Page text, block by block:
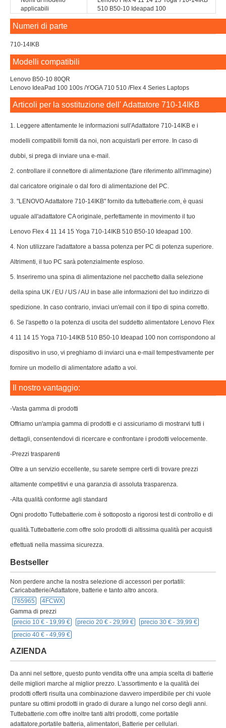
applicabili
510 B50-10 Ideapad 100
Numeri di parte
710-14IKB
Modelli compatibili
Lenovo B50-10 80QR
Lenovo IdeaPad 100 100s /YOGA 710 510 /Flex 4 Series Laptops
Articoli per la sostituzione dell' Adattatore 710-14IKB
1. Leggere attentamente le informazioni sull'Adattatore 710-14IKB e i
modelli compatibili forniti da noi, non acquistarli per errore. In caso di
dubbi, si prega di inviare una e-mail.
2. controllare il connettore di alimentazione (fare riferimento all'immagine)
dal caricatore originale o dal foro di alimentazione del PC.
3. "LENOVO Adattatore 710-14IKB" fornito da tuttebatterie.com, è quasi
uguale all'adattatore CA originale, perfettamente in movimento il tuo
Lenovo Flex 4 11 14 15 Yoga 710-14IKB 510 B50-10 Ideapad 100.
4. Non utilizzare l'adattatore a bassa potenza per PC di potenza superiore.
Altrimenti, il tuo PC sarà potenzialmente esploso.
5. Inseriremo una spina di alimentazione nel pacchetto dalla selezione
della spina UK / EU / US / AU in base alle informazioni del tuo indirizzo di
spedizione. In caso contrario, inviaci un'email con il tipo di spina corretto.
6. Se l'aspetto o la potenza di uscita del suddetto alimentatore Lenovo Flex
4 11 14 15 Yoga 710-14IKB 510 B50-10 Ideapad 100 non corrispondono al
dispositivo in uso, vi preghiamo di inviarci una e-mail tempestivamente per
fornire un modello di alimentatore adatto a voi.
Il nostro vantaggio:
-Vasta gamma di prodotti
Offriamo un'ampia gamma di prodotti e ci assicuriamo di mostrarvi tutti i
dettagli, consentendovi di ricercare e confrontare i prodotti velocemente.
-Prezzi trasparenti
Oltre a un servizio eccellente, su sarete sempre certi di trovare prezzi
altamente competitivi e una garanzia di assoluta trasparenza.
-Alta qualità conforme agli standard
Ogni prodotto Tuttebatterie.com è sottoposto a rigorosi test di controllo e di
qualità.Tuttebatterie.com offre solo prodotti di altissima qualità per acquisti
effettuati nella massima sicurezza.
Bestseller
Non perdere anche la nostra selezione di accessori per portatili:
Caricabatterie/Adattatore, batterie e tanto altro ancora.
765965
4FCWX
Gamma di prezzi
precio 10 € - 19,99 € precio 20 € - 29,99 € precio 30 € - 39,99 €
precio 40 € - 49,99 €
AZIENDA
Da anni nel settore, questo punto vendita offre una ampia scelta di batterie
delle migliori marche al miglior prezzo. L'assortimento e la qualità dei
prodotti offerti risulta una combinazione davvero imperdibile per chi vuole
puntare su ottimi prodotti in grado di durare a lungo nel corso degli anni.
Tuttebatterie.com offre inoltre tanti altri prodotti, come portatile
adattatore,portatile batteria, alimentatori, Batterie per cellulari.